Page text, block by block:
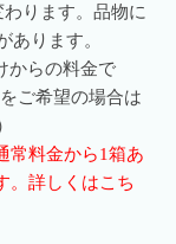
ります。 品物に
あります。
からの料金で
ご希望の場合は
常料金から1箱あ
。詳しくはこち